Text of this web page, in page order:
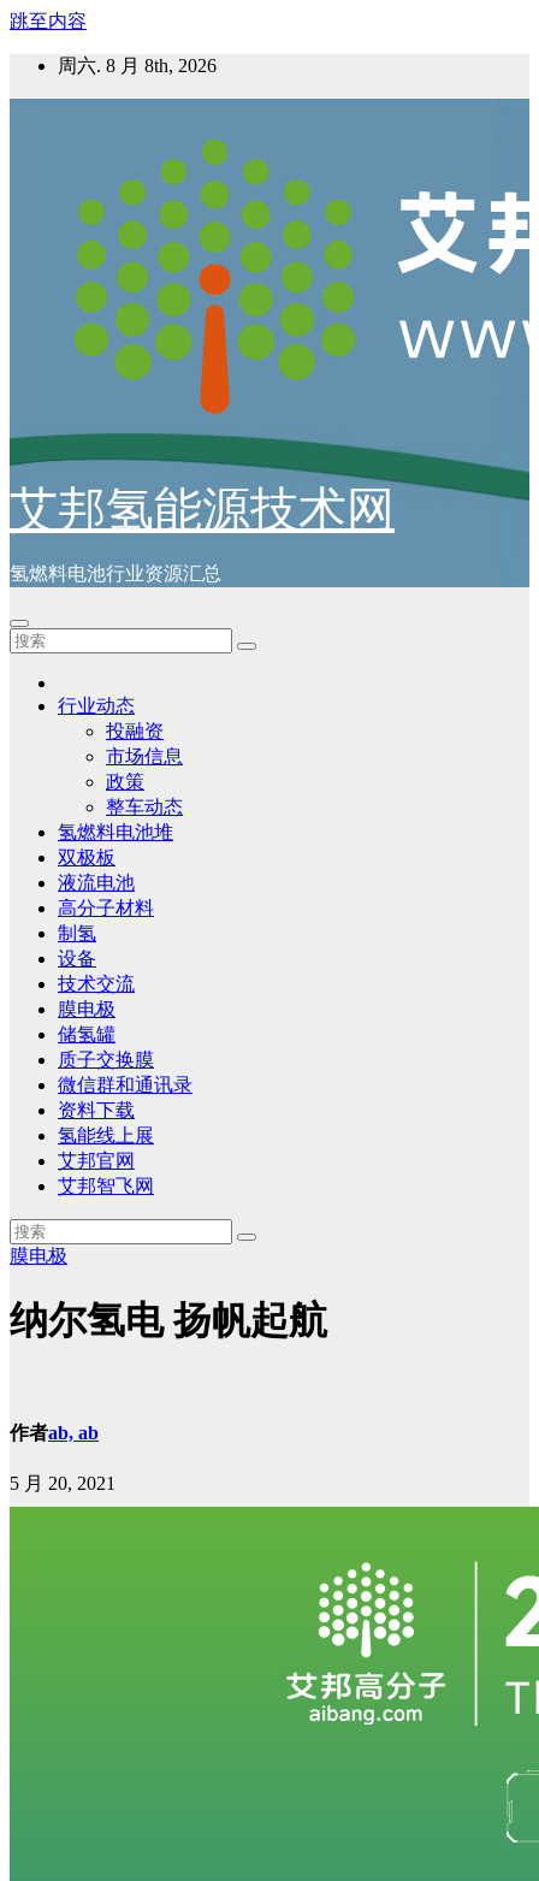
跳至内容
周六. 8 月 8th, 2026
艾邦氢能源技术网
氢燃料电池行业资源汇总
行业动态
投融资
市场信息
政策
整车动态
氢燃料电池堆
双极板
液流电池
高分子材料
制氢
设备
技术交流
膜电极
储氢罐
质子交换膜
微信群和通讯录
资料下载
氢能线上展
艾邦官网
艾邦智飞网
膜电极
纳尔氢电 扬帆起航
作者ab, ab
5 月 20, 2021